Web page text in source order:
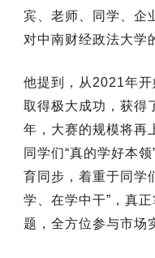
宾、老师、同学、企
对中南财经政法大学
他提到，从2021年
取得极大成功，获得
年，大赛的规模将再
同学们“真的学好本领
育同步，着重于同学
学、在学中干”，真
题， 全方位参与市场